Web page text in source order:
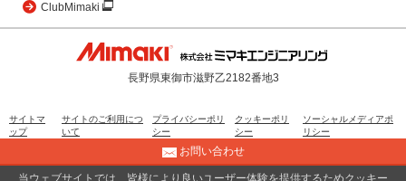
ClubMimaki
長野県東御市滋野乙2182番地3
サイトマ
ップ
サイトのご利用につ
いて
プライバシーポリ
シー
クッキーポリ
シー
ソーシャルメディアポ
リシー
お問い合わせ
当ウェブサイトでは、皆様により良いユーザー体験を提供するためクッキー